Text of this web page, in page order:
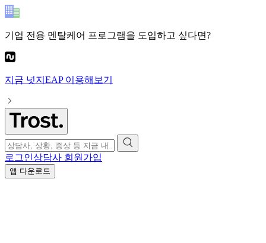
기업 전용 멘탈케어 프로그램을 도입하고 싶다면?
지금 넛지EAP이용해보기
로그인상담사 회원가입
앱 다운로드